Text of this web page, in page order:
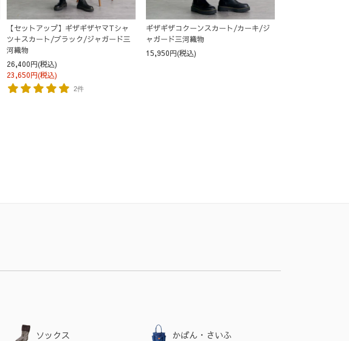
【セットアップ】ギザギザヤマTシャ
ツ＋スカート/ブラック/ジャガード三
河織物
26,400円(税込)
23,650円(税込)
2件
ギザギザコクーンスカート/カーキ/ジ
ャガード三河織物
15,950円(税込)
ソックス かばん・さいふ